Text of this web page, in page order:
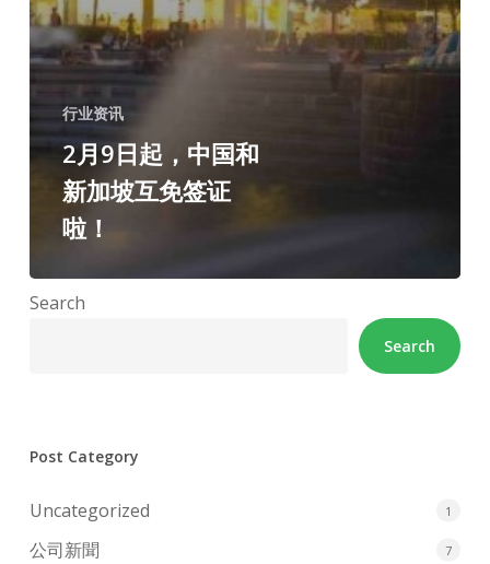
行业资讯
2月9日起，中国和
新加坡互免签证
啦！
Search
Search
Post Category
Uncategorized 1
公司新聞 7